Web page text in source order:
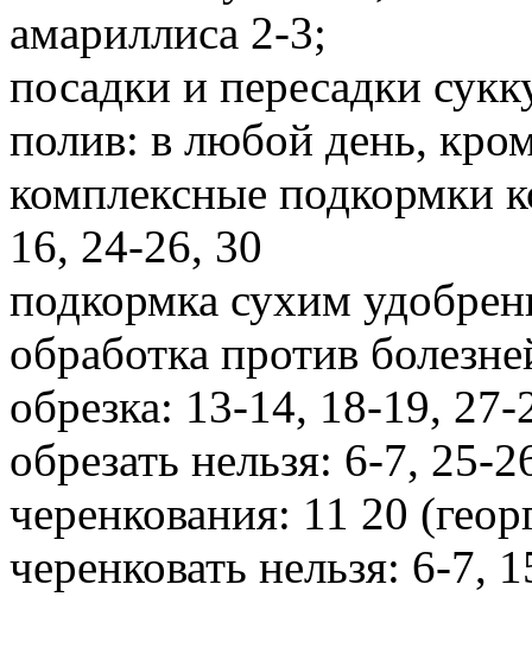
амариллиса 2-3;
посадки и пересадки
полив: в любой день,
комплексные подкормки
16, 24-26, 30
подкормка сухим
обработка против
обрезка: 13-14, 18-19, 27-
обрезать нельзя: 6-7, 25-
черенкования: 11 20
черенковать нельзя: 6-7,